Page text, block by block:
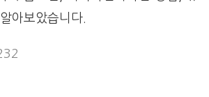
아보았습니다.